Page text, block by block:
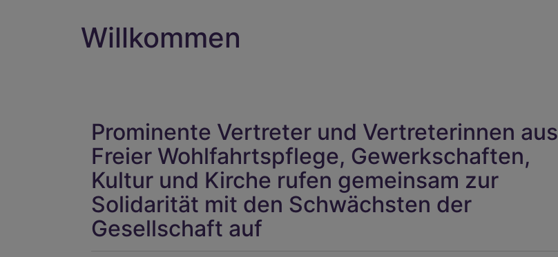
Willkommen
Prominente Vertreter und Vertreterinnen aus
Freier Wohlfahrtspflege, Gewerkschaften,
Kultur und Kirche rufen gemeinsam zur
Solidarität mit den Schwächsten der
Gesellschaft auf